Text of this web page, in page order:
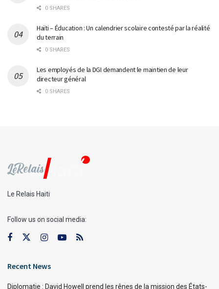
0 SHARES
Haïti – Éducation : Un calendrier scolaire contesté par la réalité
du terrain
0 SHARES
Les employés de la DGI demandent le maintien de leur
directeur général
0 SHARES
Le Relais Haiti
Follow us on social media:
Recent News
Diplomatie : David Howell prend les rênes de la mission des États-